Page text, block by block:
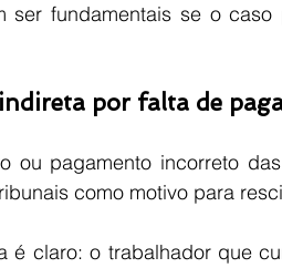
ser fundamentais se o
por falta de
ou pagamento incorreto
como motivo para
é claro: o trabalhador que